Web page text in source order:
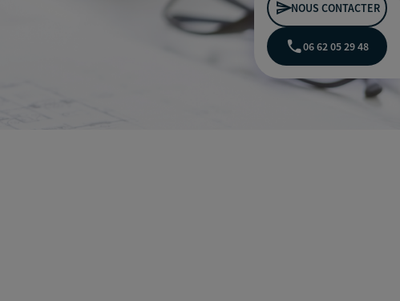
NOUS CONTACTER
06 62 05 29 48